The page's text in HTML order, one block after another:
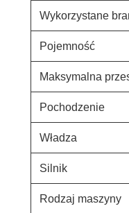
Wykorzystane
Pojemność
Maksymalna
Pochodzenie
Władza
Silnik
Rodzaj maszyny